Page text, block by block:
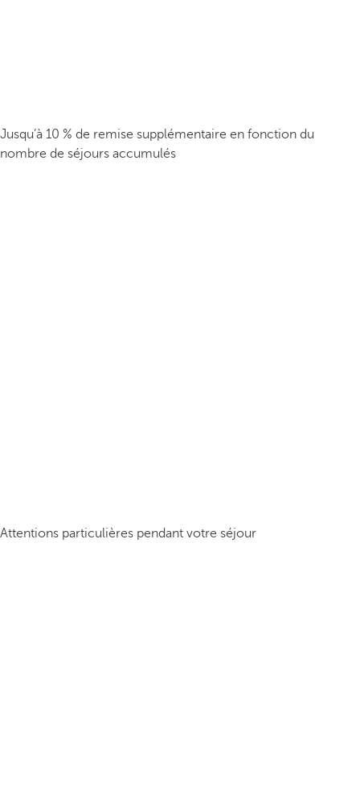
Jusqu’à 10 % de remise supplémentaire en fonction du
nombre de séjours accumulés
Attentions particulières pendant votre séjour